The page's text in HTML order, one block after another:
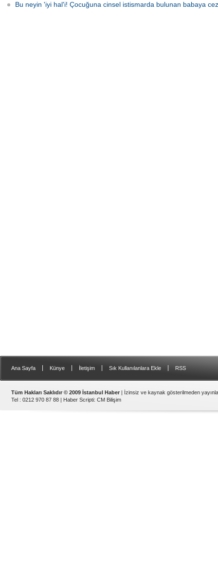
Bu neyin 'iyi hal'i! Çocuğuna cinsel istismarda bulunan babaya
Ana Sayfa Künye İletişim Sık Kullanılanlara Ekle RSS
Tüm Hakları Saklıdır © 2009 İstanbul Haber | İzinsiz ve kaynak gösterilmeden
Tel : 0212 970 87 88 | Haber Scripti: CM Bilişim